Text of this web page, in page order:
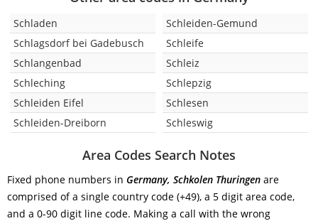
Schladen
Schlagsdorf bei Gadebusch
Schlangenbad
Schleching
Schleiden Eifel
Schleiden-Dreiborn
Schleiden-Gemund
Schleife
Schleiz
Schlepzig
Schlesen
Schleswig
Area Codes Search Notes
Fixed phone numbers in Germany, Schkolen Thuringen are
comprised of a single country code (+49), a 5 digit area code,
and a 0-90 digit line code. Making a call with the wrong